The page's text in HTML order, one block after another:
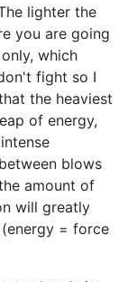
lighter the
you are going
which
fight so I
the heaviest
of energy,
blows
amount of
will greatly
= force